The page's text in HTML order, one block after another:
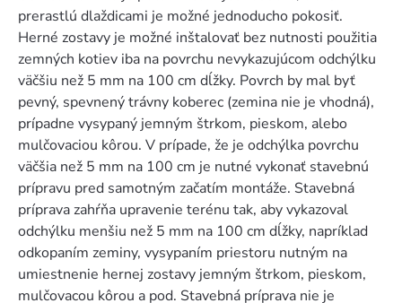
prerastlú dlaždicami je možné jednoducho pokosiť.
Herné zostavy je možné inštalovať bez nutnosti použitia
zemných kotiev iba na povrchu nevykazujúcom odchýlku
väčšiu než 5 mm na 100 cm dĺžky. Povrch by mal byť
pevný, spevnený trávny koberec (zemina nie je vhodná),
prípadne vysypaný jemným štrkom, pieskom, alebo
mulčovaciou kôrou. V prípade, že je odchýlka povrchu
väčšia než 5 mm na 100 cm je nutné vykonať stavebnú
prípravu pred samotným začatím montáže. Stavebná
príprava zahŕňa upravenie terénu tak, aby vykazoval
odchýlku menšiu než 5 mm na 100 cm dĺžky, napríklad
odkopaním zeminy, vysypaním priestoru nutným na
umiestnenie hernej zostavy jemným štrkom, pieskom,
mulčovacou kôrou a pod. Stavebná príprava nie je